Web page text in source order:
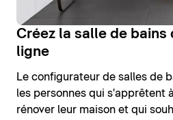
Créez la salle de bains
ligne
Le configurateur de salles de
les personnes qui s'apprêtent
rénover leur maison et qui